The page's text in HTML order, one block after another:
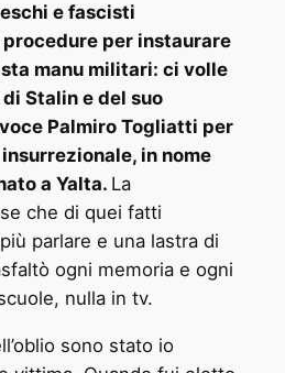
e fascisti
per instaurare
manu militari: ci volle
Stalin e del suo
Palmiro Togliatti per
in nome
a Yalta. La
che di quei fatti
parlare e una lastra di
ogni memoria e ogni
nulla in tv.
sono stato io